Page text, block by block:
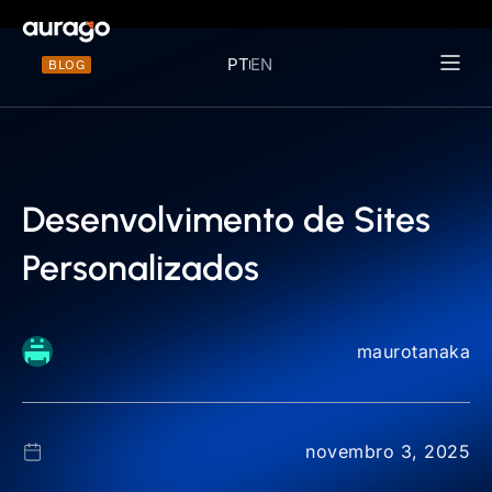
BLOG PTEN
Desenvolvimento de Sites
Personalizados
maurotanaka
novembro 3, 2025